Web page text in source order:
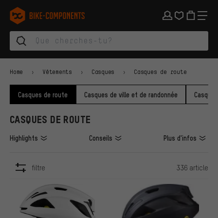
Aller à la navigation principale
Aller à la navigation des catégories
Aller au contenu
Aller aux marques et à la newsletter
Aller au pied de page
bike-components.de Page d'accueil
Home Vêtements Casques Casques de route
Casques de route Casques de ville et de randonnée
CASQUES DE ROUTE
Highlights Conseils Plus d'infos
filtre 336 article